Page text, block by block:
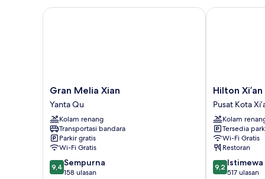
Gran
Melia
Xian
Yanta
Qu
Gran Melia Xian
Yanta Qu
Kolam renang
Transportasi bandara
Parkir gratis
Wi-Fi Gratis
9.4
dari
9,4 Sempurna
158 ulasan
Gran Melia Xian
Hilton
Xi’an
City
Wall
Pusat
Kota
Xi’an
Hilton
Pusat Kota
Kolam
Tersedia
Wi-Fi Gratis
Restoran
9.2
dari
9,2 Istimewa
517 ulasan
Hilton Xi’an